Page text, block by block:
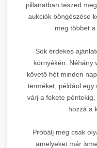
pillanatban teszed
aukciók böngészése
meg többet a
Sok érdekes
környékén. Néhány
követő hét minden
terméket, például egy
várj a fekete
hozzá a
Próbálj meg csak
amelyeket már